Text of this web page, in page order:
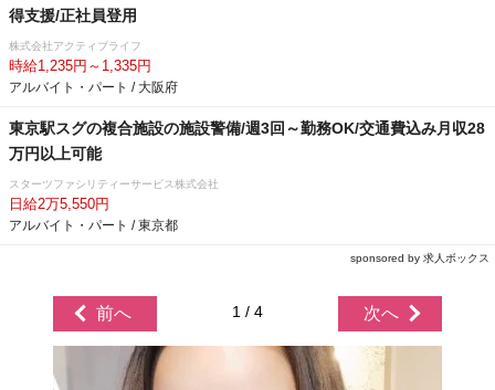
得支援/正社員登用
株式会社アクティブライフ
時給1,235円～1,335円
アルバイト・パート / 大阪府
東京駅スグの複合施設の施設警備/週3回～勤務OK/交通費込み月収28
万円以上可能
スターツファシリティーサービス株式会社
日給2万5,550円
アルバイト・パート / 東京都
sponsored by 求人ボックス
前へ 1 / 4 次へ